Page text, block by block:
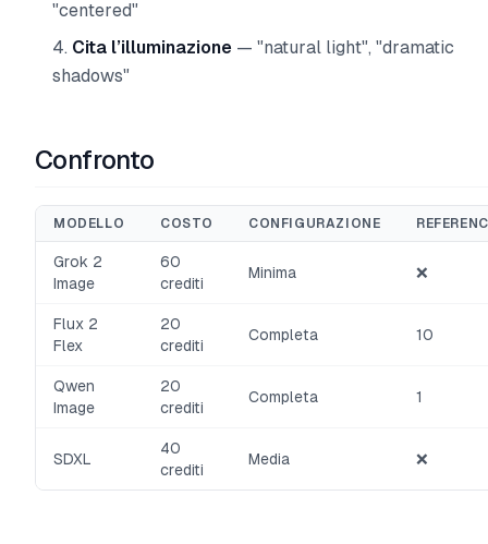
"centered"
Cita l’illuminazione — "natural light", "dramatic
shadows"
Confronto
MODELLO COSTO CONFIGURAZIONE
Grok 2
Image
60
crediti
Minima ❌
Flux 2
Flex
20
crediti
Completa 10
Qwen
Image
20
crediti
Completa 1
SDXL
40
crediti
Media ❌